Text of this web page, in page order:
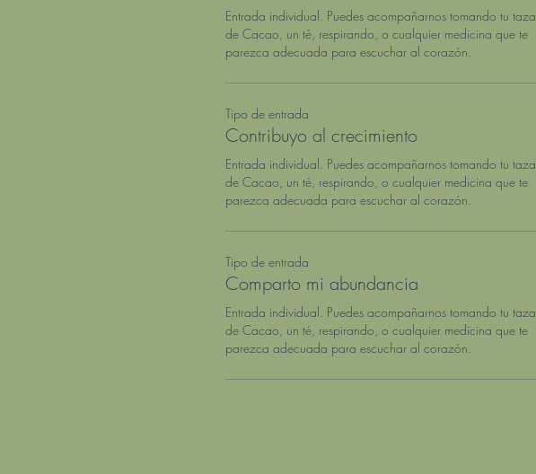
Entrada individual. Puedes acompañarnos tomando tu taza
de Cacao, un té, respirando, o cualquier medicina que te
parezca adecuada para escuchar al corazón.
Tipo de entrada
Contribuyo al crecimiento
Entrada individual. Puedes acompañarnos tomando tu taza
de Cacao, un té, respirando, o cualquier medicina que te
parezca adecuada para escuchar al corazón.
Tipo de entrada
Comparto mi abundancia
Entrada individual. Puedes acompañarnos tomando tu taza
de Cacao, un té, respirando, o cualquier medicina que te
parezca adecuada para escuchar al corazón.